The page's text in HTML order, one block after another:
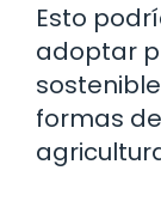
Esto
adoptar
formas